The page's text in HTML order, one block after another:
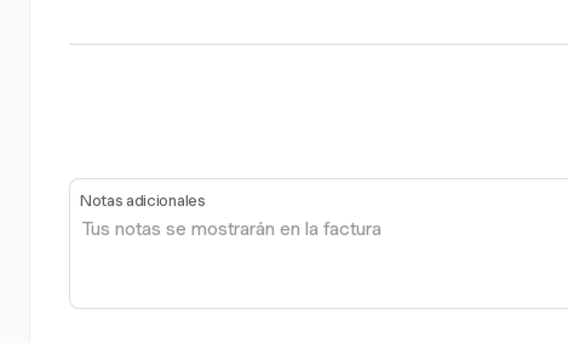
Notas adicionales